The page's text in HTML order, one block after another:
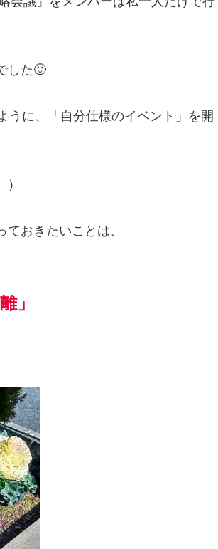
した🙂
うに、「自分仕様のイベント」を開
おきたいことは、
」